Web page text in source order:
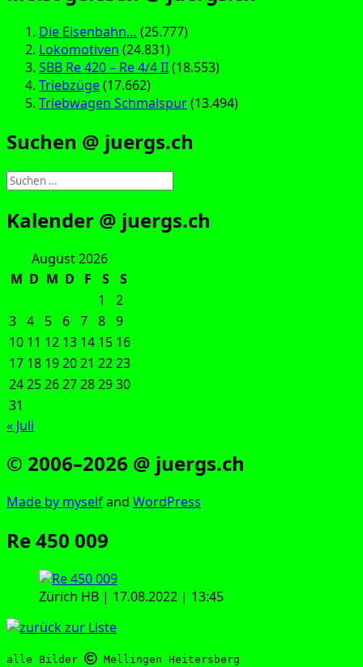
Die Eisenbahn… (25.777)
Lokomotiven (24.831)
SBB Re 420 – Re 4/4 II(18.553)
Triebzüge(17.662)
Triebwagen Schmalspur(13.494)
Suchen @ juergs.ch
Suchen
nach:
Kalender @ juergs.ch
August 2026
M D M D F S
S
1
2
3 4 5 6 7 8 9
10 11 12 13 14 15 16
17 18 192021 2223
24252627282930
31
« Juli
© 2006–2026 @ juergs.ch
Made by mys­elfand Word­Press
Re 450 009
Zürich HB | 17.08.2022 | 13:45
alle Bilder Mellingen Heitersberg